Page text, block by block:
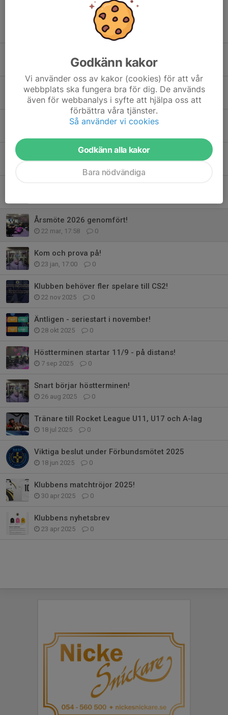
15 jul, 09:41 0
7 jun, 21:07 0
Livesändning från Carlstad Royal Cup
Årsmöte 2026 genomfört!
22 mar, 17:58 0
Kom och prova på!
23 jan, 17:00 0
Klubben behöver fler spelare till CS2!
22 nov 2025 0
Äntligen - seriestart i november!
28 okt 2025 0
Höstterminen startar 11/9 - på distans!
7 sep 2025 0
Snart börjar höstterminen!
26 aug 2025 0
Tränare till Rocket League U11, U17 och A-lag
18 jul 2025 0
Viktiga beslut under Förbundsmötet 2025
18 jun 2025 0
Klubbens matchtröjor 2025!
30 apr 2025 0
Klubbens nyhetsbrev
23 apr 2025 0
Godkänn kakor
Vi använder oss av kakor (cookies) för att vår
webbplats ska fungera bra för dig. De används
även för webbanalys i syfte att hjälpa oss att
förbättra våra tjänster.
Så använder vi cookies
Godkänn alla kakor
Bara nödvändiga